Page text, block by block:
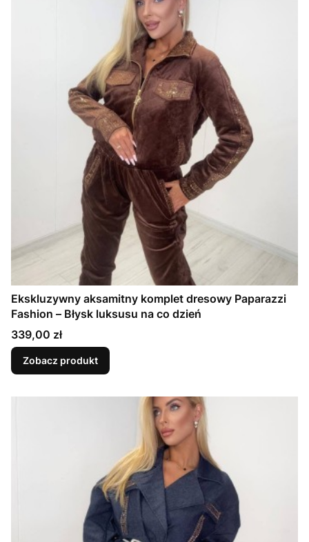
Ekskluzywny aksamitny komplet dresowy Paparazzi
Fashion – Błysk luksusu na co dzień
Cena
339,00 zł
Zobacz produkt